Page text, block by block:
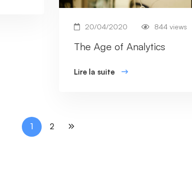
20/04/2020 844 views
The Age of Analytics
Lire la suite
1 2